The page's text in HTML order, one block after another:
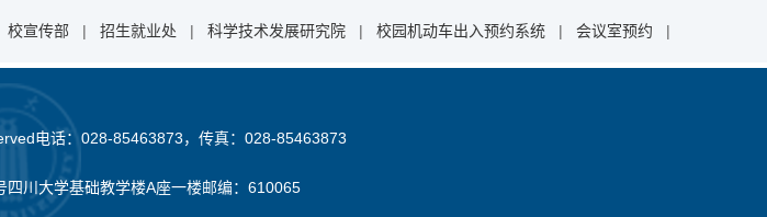
校宣传部 | 招生就业处 | 科学技术发展研究院 | 校园机动车出入预约系统 | 会议室预约 |
电话：028-85463873，传真：028-85463873
川大学基础教学楼A座一楼邮编：610065